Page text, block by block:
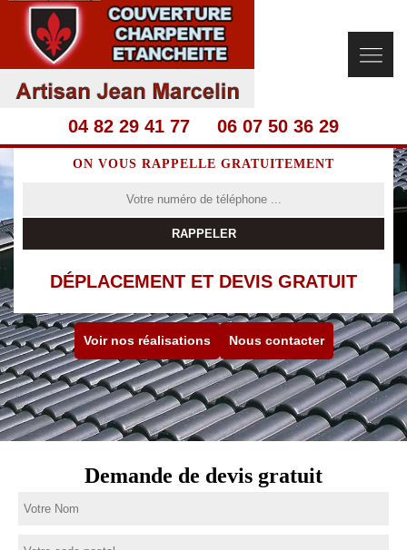
04 82 29 41 77 06 07 50 36 29
ON VOUS RAPPELLE GRATUITEMENT
DÉPLACEMENT ET DEVIS GRATUIT
Voir nos réalisations Nous contacter
Demande de devis gratuit